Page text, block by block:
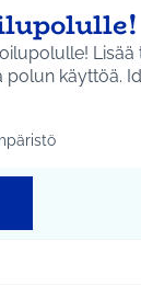
sekä
mukaan: Koko
tulokset teeman